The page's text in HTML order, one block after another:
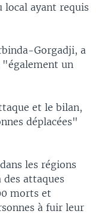
local ayant requis
Gorgadji, a
"également un
et le bilan,
déplacées"
les régions
attaques
morts et
à fuir leur